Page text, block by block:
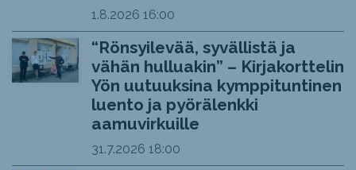
1.8.2026 16:00
“Rönsyilevää, syvällistä ja
vähän hulluakin” – Kirjakorttelin
Yön uutuuksina kymppituntinen
luento ja pyörälenkki
aamuvirkuille
31.7.2026 18:00